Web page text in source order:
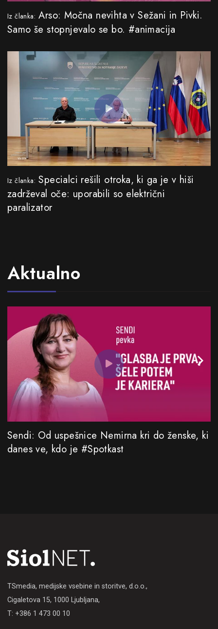
Iz članka: Arso: Močna nevihta v Sežani in Pivki.
Samo še stopnjevalo se bo. #animacija
Iz članka: Specialci rešili otroka, ki ga je v hiši
zadrževal oče: uporabili so električni
paralizator
Aktualno
Sendi: Od uspešnice Nemirna kri do ženske, ki
danes ve, kdo je #Spotkast
TSmedia, medijske vsebine in storitve, d.o.o.,
Cigaletova 15, 1000 Ljubljana,
T: +386 1 473 00 10